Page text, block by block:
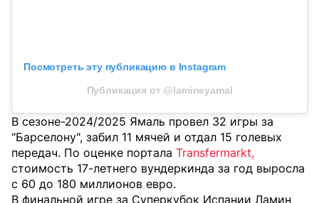
Посмотреть эту публикацию в Instagram
Публикация от @lamineyamal
В сезоне-2024/2025 Ямаль провел 32 игры за
"Барселону", забил 11 мячей и отдал 15 голевых
передач. По оценке портала Transfermarkt,
стоимость 17-летнего вундеркинда за год выросла
с 60 до 180 миллионов евро.
В финальной игре за Суперкубок Испании Ламин